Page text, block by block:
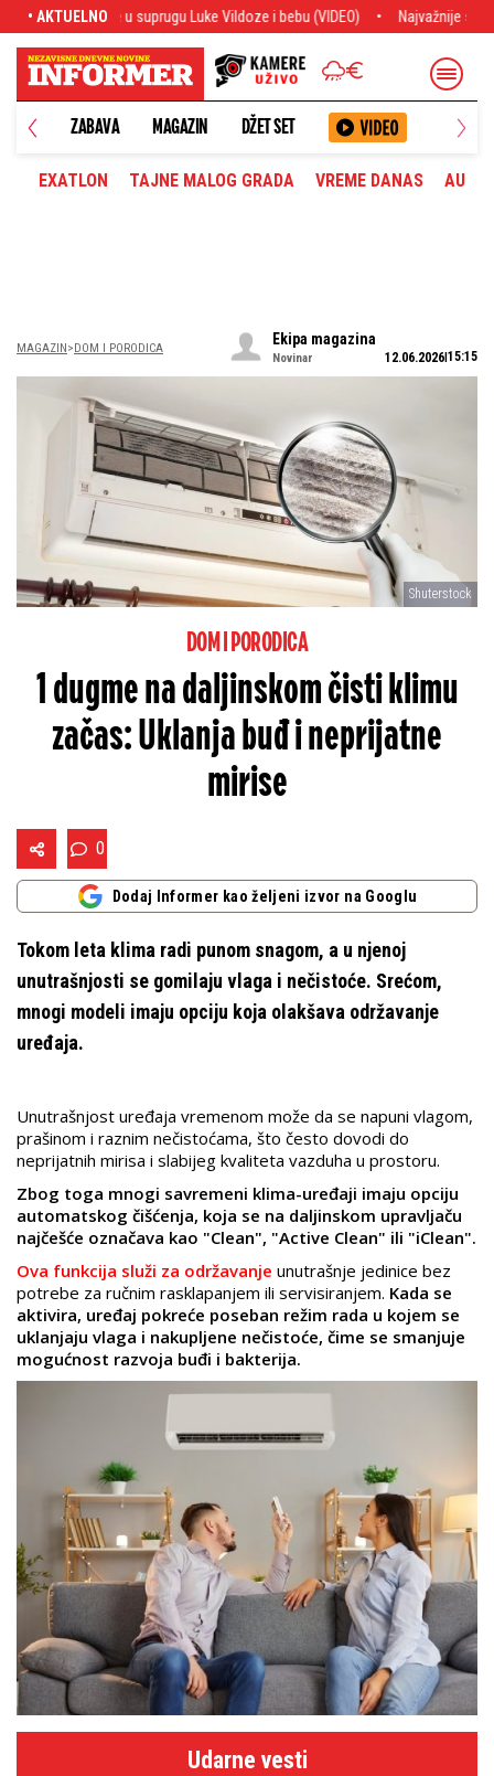
• AKTUELNO
Vildoze i bebu (VIDEO) Najvažnije sa transfer pijace: Siti odbio
ZABAVA MAGAZIN DŽET SET
EXATLON TAJNE MALOG GRADA VREME DANAS
MAGAZIN DOM I PORODICA
Ekipa magazina
Novinar 12.06.2026 15:15
Shuterstock
DOM I PORODICA
1 dugme na daljinskom čisti klimu
začas: Uklanja buđ i neprijatne
mirise
0
Dodaj Informer kao željeni izvor na Googlu
Tokom leta klima radi punom snagom, a u njenoj
unutrašnjosti se gomilaju vlaga i nečistoće. Srećom,
mnogi modeli imaju opciju koja olakšava održavanje
uređaja.
Unutrašnjost uređaja vremenom može da se napuni vlagom,
prašinom i raznim nečistoćama, što često dovodi do
neprijatnih mirisa i slabijeg kvaliteta vazduha u prostoru.
Zbog toga mnogi savremeni klima-uređaji imaju opciju
automatskog čišćenja, koja se na daljinskom upravljaču
najčešće označava kao "Clean", "Active Clean" ili "iClean".
Ova funkcija služi za održavanje unutrašnje jedinice bez
potrebe za ručnim rasklapanjem ili servisiranjem. Kada se
aktivira, uređaj pokreće poseban režim rada u kojem se
uklanjaju vlaga i nakupljene nečistoće, čime se smanjuje
mogućnost razvoja buđi i bakterija.
Udarne vesti